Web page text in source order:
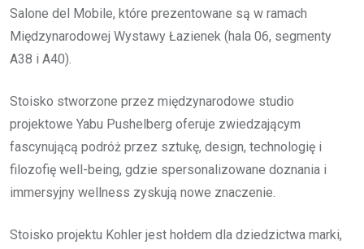
Salone del Mobile, które prezentowane są w ramach
Międzynarodowej Wystawy Łazienek (hala 06, segmenty
A38 i A40).
Stoisko stworzone przez międzynarodowe studio
projektowe Yabu Pushelberg oferuje zwiedzającym
fascynującą podróż przez sztukę, design, technologię i
filozofię well-being, gdzie spersonalizowane doznania i
immersyjny wellness zyskują nowe znaczenie.
Stoisko projektu Kohler jest hołdem dla dziedzictwa marki,